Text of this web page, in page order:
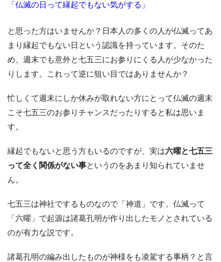
「仏滅の日って縁起でもない気がする」
と思った方はいませんか？日本人の多くの人が仏滅ってあ
まり縁起でもない日という認識を持っています。そのた
め、週末でも意外と七五三にお参りにくる人が少なかった
りします。これって逆に狙い目ではありませんか？
忙しくて週末にしか休みが取れない方にとって仏滅の週末
こそ七五三のお参りチャンスだったりすると私は思いま
す。
縁起でもないと思う方もいるのですが、実は六曜と七五三
って全く関係がない事というのをあまり知られていませ
ん。
七五三は神社でするものなので「神道」です。仏滅って
「六曜」で起源は諸葛孔明が作り出したモノとされている
のが有力な説です。
諸葛孔明の編み出したものが神様をも凌駕する事柄？と言